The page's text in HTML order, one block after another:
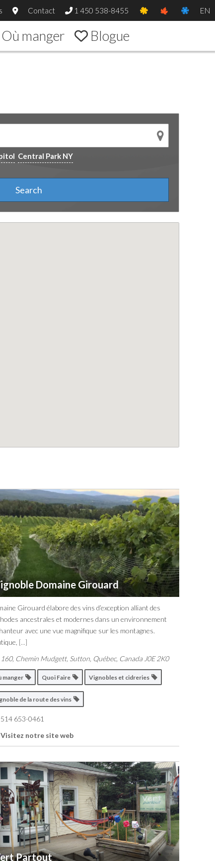
Contact 1 450 538-8455 EN
Où manger Blogue
Central Park NY
Domaine Girouard
Girouard élabore des vins d’exception alliant des
ancestrales et modernes dans un environnement
avec une vue magnifique sur les montagnes.
[...]
160, Chemin Mudgett, Sutton Québec, Canada J0E 2K0
manger Quoi Faire Vignobles et cidreries
de la route des vins
514 653-0461
Visitez notre site web
Partout